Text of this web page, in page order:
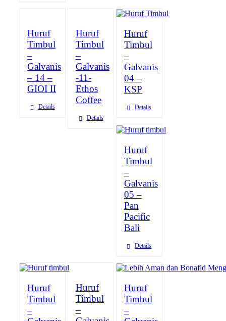
Huruf
Timbul
–
Galvanis
– 14 –
GIOI II
Details
Huruf
Timbul
–
Galvanis
-11-
Ethos
Coffee
Details
Huruf
Timbul
–
Galvanis
04 –
KSP
Details
Huruf
Timbul
–
Galvanis
05 –
Pan
Pacific
Bali
Details
Huruf
Timbul
–
Huruf
Timbul
–
Huruf
Timbul
–